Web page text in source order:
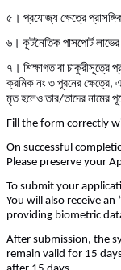
৫। প্রযোজ্য ক্ষেত্রে
৬। কূটনৈতিক পাসপোর্ট
৭। শিক্ষাগত বা চাকুরীসূত্রে
ক্রমিক নং ৩ পূরনের ক্ষেত্রে,
মৃত হলেও তার/তাদের নামের
Fill the form correctly
On successful
Please preserve your
To submit your
You will also receive
providing biometric
After submission, the
remain valid for 15